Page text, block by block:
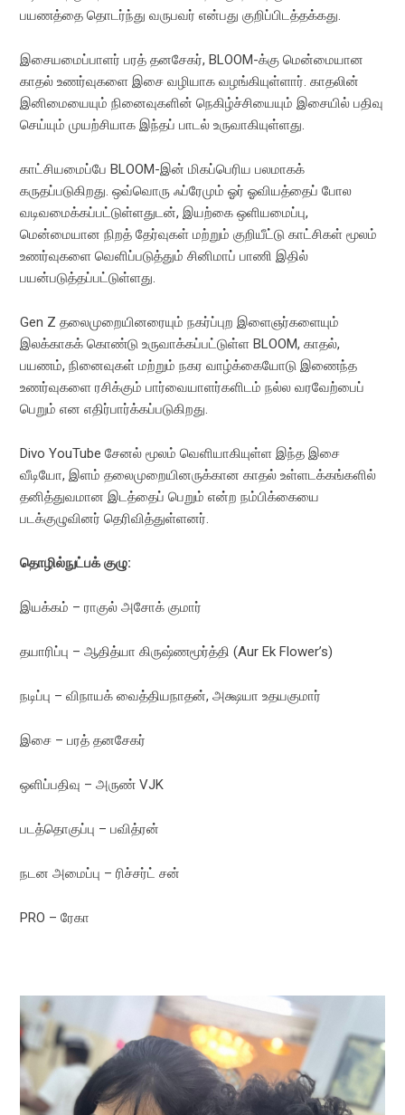
பயணத்தை தொடர்ந்து வருபவர் என்பது குறிப்பிடத்தக்கது.
இசையமைப்பாளர் பரத் தனசேகர், BLOOM-க்கு மென்மையான
காதல் உணர்வுகளை இசை வழியாக வழங்கியுள்ளார். காதலின்
இனிமையையும் நினைவுகளின் நெகிழ்ச்சியையும் இசையில் பதிவு
செய்யும் முயற்சியாக இந்தப் பாடல் உருவாகியுள்ளது.
காட்சியமைப்பே BLOOM-இன் மிகப்பெரிய பலமாகக்
கருதப்படுகிறது. ஒவ்வொரு ஃப்ரேமும் ஓர் ஓவியத்தைப் போல
வடிவமைக்கப்பட்டுள்ளதுடன், இயற்கை ஒளியமைப்பு,
மென்மையான நிறத் தேர்வுகள் மற்றும் குறியீட்டு காட்சிகள் மூலம்
உணர்வுகளை வெளிப்படுத்தும் சினிமாப் பாணி இதில்
பயன்படுத்தப்பட்டுள்ளது.
Gen Z தலைமுறையினரையும் நகர்ப்புற இளைஞர்களையும்
இலக்காகக் கொண்டு உருவாக்கப்பட்டுள்ள BLOOM, காதல்,
பயணம், நினைவுகள் மற்றும் நகர வாழ்க்கையோடு இணைந்த
உணர்வுகளை ரசிக்கும் பார்வையாளர்களிடம் நல்ல வரவேற்பைப்
பெறும் என எதிர்பார்க்கப்படுகிறது.
Divo YouTube சேனல் மூலம் வெளியாகியுள்ள இந்த இசை
வீடியோ, இளம் தலைமுறையினருக்கான காதல் உள்ளடக்கங்களில்
தனித்துவமான இடத்தைப் பெறும் என்ற நம்பிக்கையை
படக்குழுவினர் தெரிவித்துள்ளனர்.
தொழில்நுட்பக் குழு:
இயக்கம் – ராகுல் அசோக் குமார்
தயாரிப்பு – ஆதித்யா கிருஷ்ணமூர்த்தி (Aur Ek Flower’s)
நடிப்பு – விநாயக் வைத்தியநாதன், அக்ஷயா உதயகுமார்
இசை – பரத் தனசேகர்
ஒளிப்பதிவு – அருண் VJK
படத்தொகுப்பு – பவித்ரன்
நடன அமைப்பு – ரிச்சர்ட் சன்
PRO – ரேகா